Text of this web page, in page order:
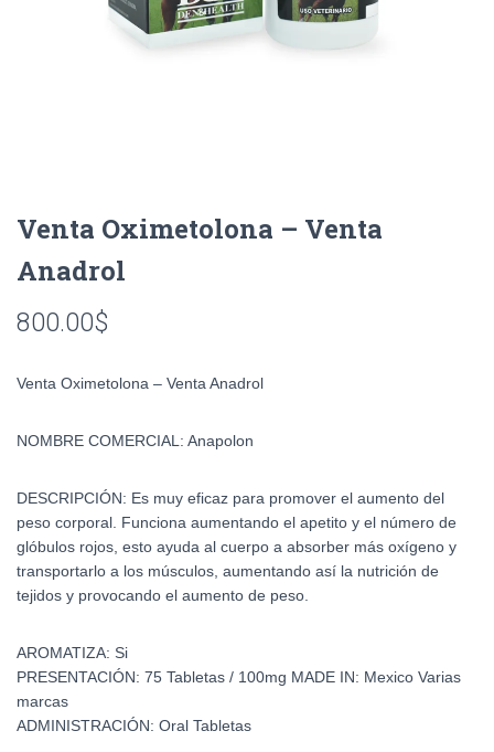
Venta Oximetolona – Venta
Anadrol
800.00$
Venta Oximetolona – Venta Anadrol
NOMBRE COMERCIAL: Anapolon
DESCRIPCIÓN: Es muy eficaz para promover el aumento del
peso corporal. Funciona aumentando el apetito y el número de
glóbulos rojos, esto ayuda al cuerpo a absorber más oxígeno y
transportarlo a los músculos, aumentando así la nutrición de
tejidos y provocando el aumento de peso.
AROMATIZA: Si
PRESENTACIÓN: 75 Tabletas / 100mg MADE IN: Mexico Varias
marcas
ADMINISTRACIÓN: Oral Tabletas